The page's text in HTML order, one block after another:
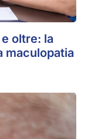
oltre: la
maculopatia